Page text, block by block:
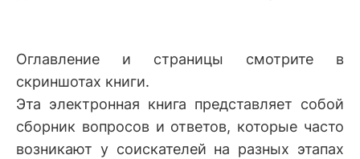
Оглавление и страницы смотрите в
скриншотах книги.
Эта электронная книга представляет собой
сборник вопросов и ответов, которые часто
возникают у соискателей на разных этапах